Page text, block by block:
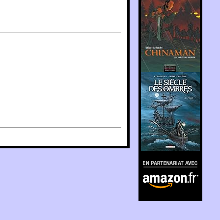
En partenariat avec
Amazon.fr